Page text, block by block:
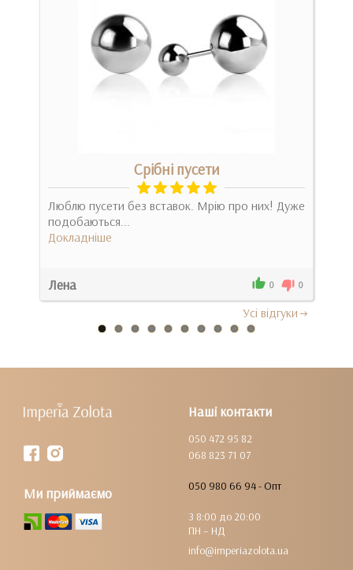
Срібні пусети
Люблю пусети без вставок. Мрію про них! Дуже
подобаються...
Докладніше
Лена 0 0
Усi вiдгуки
Наші контакти
050 472 95 82
068 823 71 07
050 980 66 94 - Опт
З 8:00 до 20:00
ПН – НД
info@imperiazolota.ua
Ми приймаємо